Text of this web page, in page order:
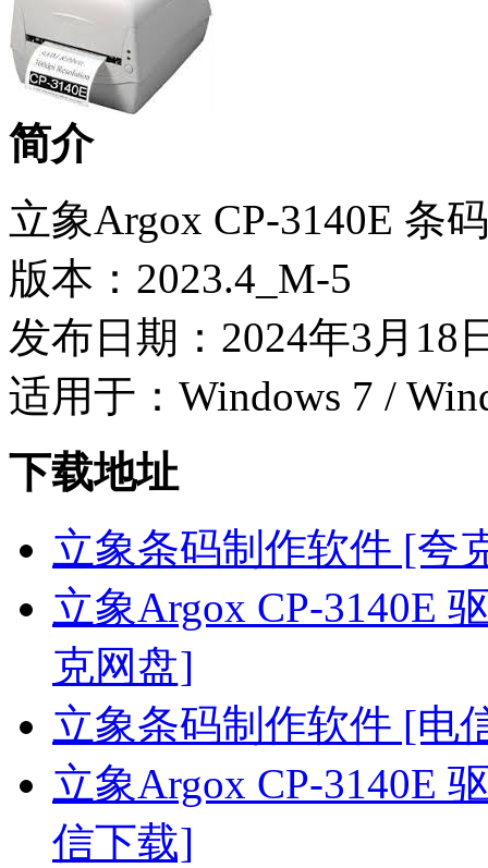
简介
立象Argox CP-3140E 条
版本：2023.4_M-5
发布日期：2024年3月18
适用于：Windows 7 /
下载地址
立象条码制作软件 [夸
立象Argox CP-3140E
克网盘]
立象条码制作软件 [电
立象Argox CP-3140E
信下载]